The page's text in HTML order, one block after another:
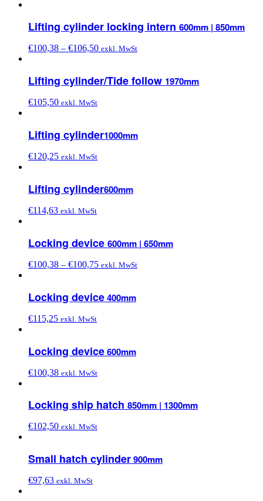
Lifting cylinder locking intern 600mm | 850mm
€100,38 – €106,50 exkl. MwSt
Lifting cylinder/Tide follow 1970mm
€105,50 exkl. MwSt
Lifting cylinder1000mm
€120,25 exkl. MwSt
Lifting cylinder600mm
€114,63 exkl. MwSt
Locking device 600mm | 650mm
€100,38 – €100,75 exkl. MwSt
Locking device400mm
€115,25 exkl. MwSt
Locking device600mm
€100,38 exkl. MwSt
Locking ship hatch 850mm | 1300mm
€102,50 exkl. MwSt
Small hatch cylinder900mm
€97,63 exkl. MwSt